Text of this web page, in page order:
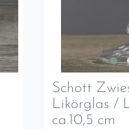
Schott
Likörglas /
ca.10,5 cm